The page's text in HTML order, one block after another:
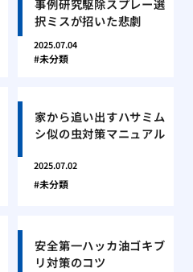
事例研究駆除スプレー選
択ミスが招いた悲劇
2025.07.04
未分類
家から追い出すハサミム
シ似の虫対策マニュアル
2025.07.02
未分類
安全第一ハッカ油ゴキブ
リ対策のコツ